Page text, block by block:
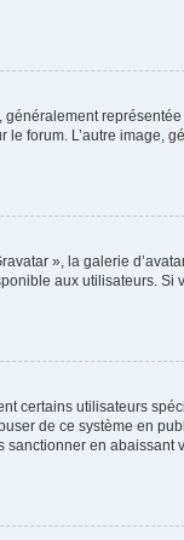
forum. L’autre image,
», la galerie
aux utilisateurs. Si
certains utilisateurs
de ce système en
en abaissant